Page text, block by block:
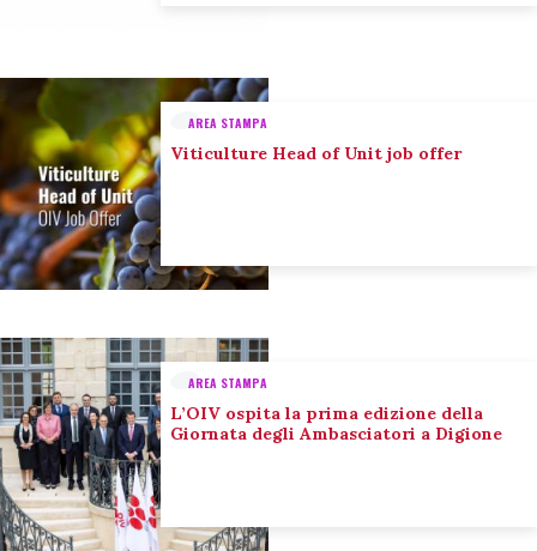
AREA STAMPA
Viticulture Head of Unit job offer
AREA STAMPA
L’OIV ospita la prima edizione della
Giornata degli Ambasciatori a Digione